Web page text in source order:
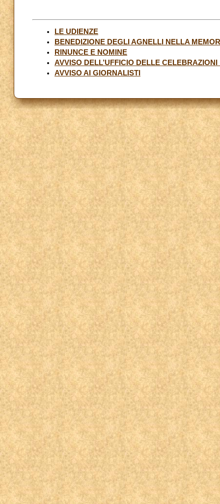
LE UDIENZE
BENEDIZIONE DEGLI AGNELLI NELLA
RINUNCE E NOMINE
AVVISO DELL’UFFICIO DELLE
AVVISO AI GIORNALISTI